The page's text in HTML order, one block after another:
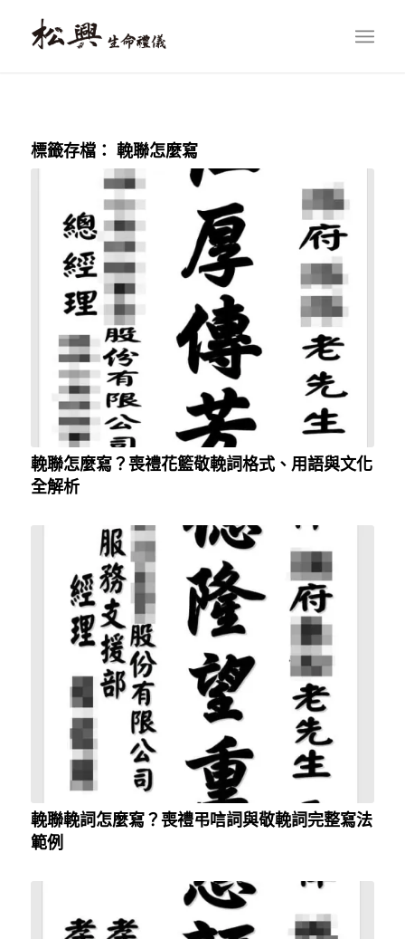
標籤存檔： 輓聯怎麼寫
輓聯怎麼寫？喪禮花籃敬輓詞格式、用語與文化
全解析
輓聯輓詞怎麼寫？喪禮弔唁詞與敬輓詞完整寫法
範例